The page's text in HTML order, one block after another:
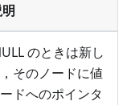
のときは新し
そのノードに値
ドへのポインタ